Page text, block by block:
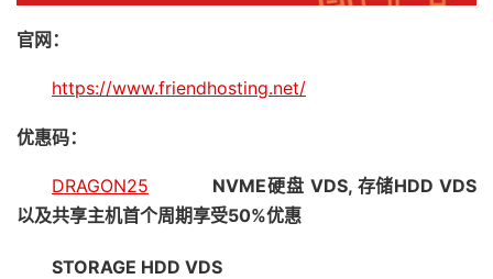
官网：
https://www.friendhosting.net/
优惠码：
DRAGON25
NVME硬盘 VDS, 存储HDD VDS
以及共享主机首个周期享受50%优惠
STORAGE HDD VDS